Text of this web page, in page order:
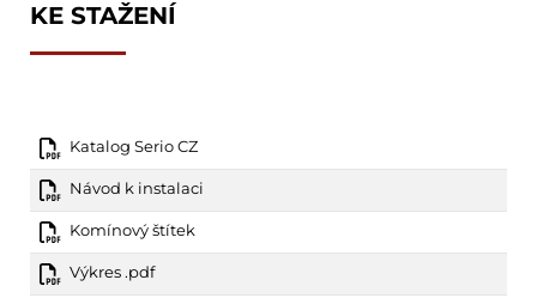
KE STAŽENÍ
Katalog Serio CZ
Návod k instalaci
Komínový štítek
Výkres .pdf